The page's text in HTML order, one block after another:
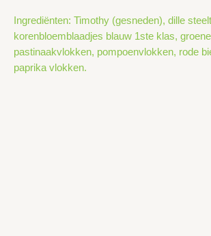
Ingrediënten: Timothy (gesneden), dille
korenbloemblaadjes blauw 1ste klas,
pastinaakvlokken, pompoenvlokken, rode
paprika vlokken.